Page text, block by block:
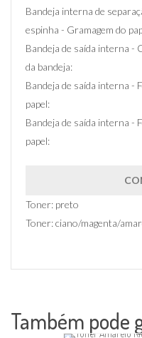
Bandeja interna de
espinha - Gramagem do
Bandeja de saída interna -
da bandeja:
Bandeja de saída interna -
papel:
Bandeja de saída interna -
papel:
Toner: preto
Toner: ciano/magenta/
Também pode